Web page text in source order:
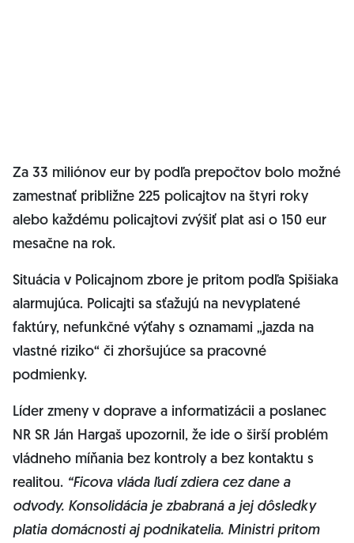
Za 33 miliónov eur by podľa prepočtov bolo možné
zamestnať približne 225 policajtov na štyri roky
alebo každému policajtovi zvýšiť plat asi o 150 eur
mesačne na rok.
Situácia v Policajnom zbore je pritom podľa Spišiaka
alarmujúca. Policajti sa sťažujú na nevyplatené
faktúry, nefunkčné výťahy s oznamami „jazda na
vlastné riziko“ či zhoršujúce sa pracovné
podmienky.
Líder zmeny v doprave a informatizácii a poslanec
NR SR Ján Hargaš upozornil, že ide o širší problém
vládneho míňania bez kontroly a bez kontaktu s
realitou. “Ficova vláda ľudí zdiera cez dane a
odvody. Konsolidácia je zbabraná a jej dôsledky
platia domácnosti aj podnikatelia. Ministri pritom